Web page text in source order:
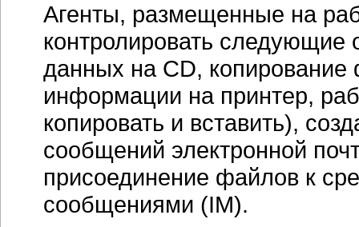
Агенты, размещенные на
контролировать следующие
данных на CD, копирование
информации на принтер,
копировать и вставить),
сообщений электронной
присоединение файлов к
сообщениями (IM).